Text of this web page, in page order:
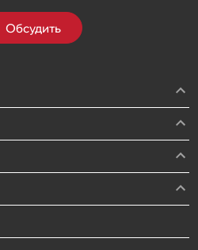
Обсудить